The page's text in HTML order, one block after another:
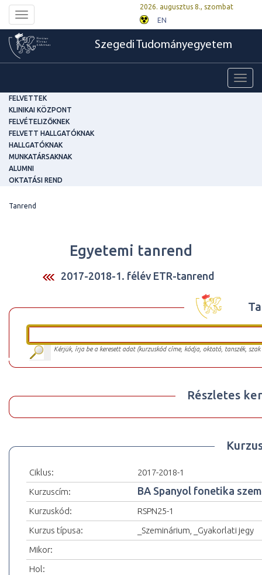
Toggle
navigation
2026. augusztus 8., szombat
EN
Szegedi Tudományegyetem
FELVETTEK
KLINIKAI KÖZPONT
FELVÉTELIZŐKNEK
FELVETT HALLGATÓKNAK
HALLGATÓKNAK
MUNKATÁRSAKNAK
ALUMNI
OKTATÁSI REND
Tanrend
Egyetemi tanrend
2017-2018-1. félév ETR-tanrend
Kérjük, írja be a keresett adat (kurzuskód címe, kódja, oktató, tanszék,
Részletes
Ciklus:
2017-2018-1
Kurzuscím:
BA Spanyol fonetika
Kurzuskód:
RSPN25-1
Kurzus típusa:
_Szeminárium, _Gyakorlati jegy
Mikor:
Hol: